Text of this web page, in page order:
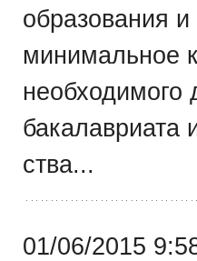
образования
минимальное
необходимого
бакалавриата
ства...
01/06/2015